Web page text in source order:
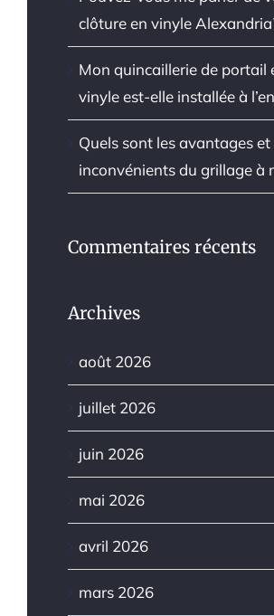
clôture en vinyle
Mon quincaillerie de portail
vinyle est-elle installée à
Quels sont les avantages et
inconvénients du grillage à
Commentaires récents
Archives
août 2026
juillet 2026
juin 2026
mai 2026
avril 2026
mars 2026